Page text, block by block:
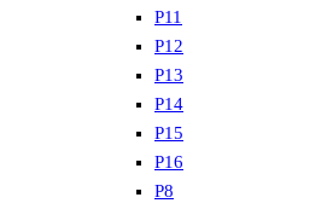
P11
P12
P13
P14
P15
P16
P8